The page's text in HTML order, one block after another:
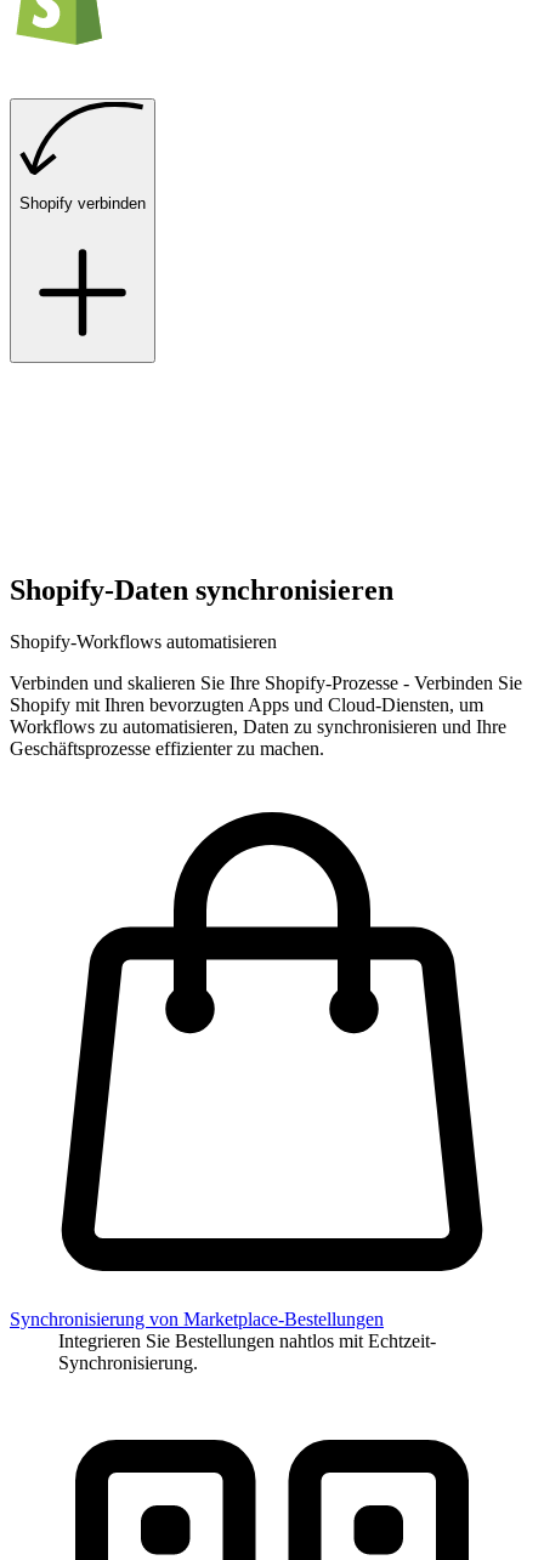
Shopify verbinden
Shopify-Daten synchronisieren
Shopify-Workflows automatisieren
Verbinden und skalieren Sie Ihre Shopify-Prozesse - Verbinden Sie
Shopify mit Ihren bevorzugten Apps und Cloud-Diensten, um
Workflows zu automatisieren, Daten zu synchronisieren und Ihre
Geschäftsprozesse effizienter zu machen.
Synchronisierung von Marketplace-Bestellungen
Integrieren Sie Bestellungen nahtlos mit Echtzeit-
Synchronisierung.